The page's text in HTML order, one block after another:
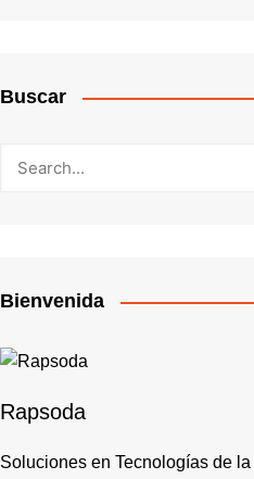
Buscar
Bienvenida
Rapsoda
Soluciones en Tecnologías de la